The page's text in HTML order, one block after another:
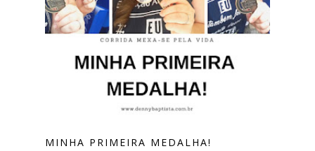
MINHA PRIMEIRA MEDALHA!